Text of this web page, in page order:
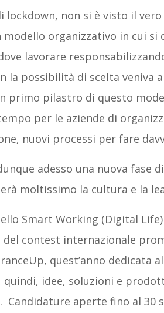
lockdown, non si è visto il
organizzativo in cui si
lavorare
la possibilità di scelta veniva
primo pilastro di questo
per le aziende di
nuovi processi per fare
adesso una nuova fase
moltissimo la cultura e la
Smart Working (Digital
del contest internazionale
quest’anno dedicata al
quindi, idee, soluzioni e
Candidature aperte fino al 30